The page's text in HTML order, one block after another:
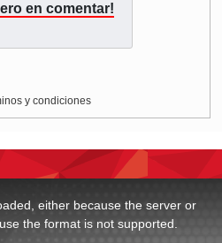
en comentar!
y condiciones
either because the server or
the format is not supported.